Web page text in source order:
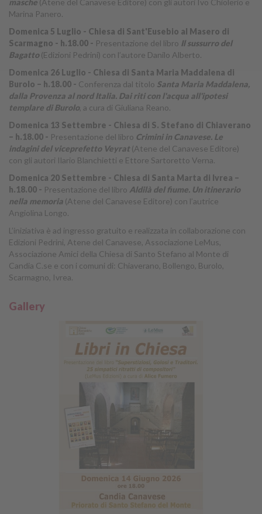
masche (Atene del Canavese Editore) con gli autori Ivo Chiolerio e
Marina Panero.
Domenica 5 Luglio - Chiesa di Sant'Eusebio al Masero di
Scarmagno - h.18.00 - Presentazione del libro Il sussurro del
Bagatto(Edizioni Pedrini) con l’autore Danilo Alberto.
Domenica 26 Luglio - Chiesa di Santa Maria Maddalena di
Burolo – h.18.00 - Conferenza dal titolo Santa Maria Maddalena,
dalla Provenza al nord Italia. Dai riti con l'acqua all'ipotesi
templare di Burolo, a cura di Giuliana Reano.
Domenica 13 Settembre - Chiesa di S. Stefano di Chiaverano
– h.18.00 - Presentazione del libro Crimini in Canavese. Le
indagini del viceprefetto Veyrat (Atene del Canavese Editore)
con gli autori Ilario Blanchietti e Ettore Sartoretto Verna.
Domenica 20 Settembre - Chiesa di Santa Marta di Ivrea –
h.18.00 - Presentazione del libro Aldilà del fiume. Un itinerario
nella memoria (Atene del Canavese Editore) con l’autrice
Angiolina Longo.
L’iniziativa è ad ingresso gratuito e realizzata in collaborazione con
Edizioni Pedrini, Atene del Canavese, Associazione LeMus,
Associazione Amici della Chiesa di Santo Stefano al Monte di
Candia C.se e con i comuni di: Chiaverano, Bollengo, Burolo,
Scarmagno, Ivrea.
Gallery